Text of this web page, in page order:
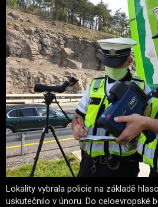
Lokality vybrala policie na základě
uskutečnilo v únoru. Do celoevropské